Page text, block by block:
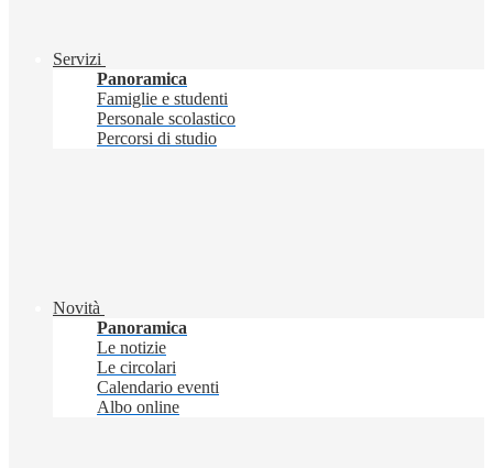
Servizi
Panoramica
Famiglie e studenti
Personale scolastico
Percorsi di studio
Novità
Panoramica
Le notizie
Le circolari
Calendario eventi
Albo online